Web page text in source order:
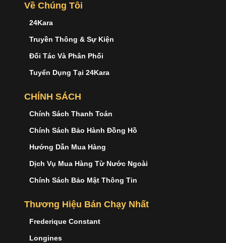
Về Chúng Tôi
24Kara
Truyền Thông & Sự Kiện
Đối Tác Và Phân Phối
Tuyển Dụng Tại 24Kara
CHÍNH SÁCH
Chính Sách Thanh Toán
Chính Sách Bảo Hành Đồng Hồ
Hướng Dẫn Mua Hàng
Dịch Vụ Mua Hàng Từ Nước Ngoài
Chính Sách Bảo Mật Thông Tin
Thương Hiệu Bán Chạy Nhất
Frederique Constant
Longines